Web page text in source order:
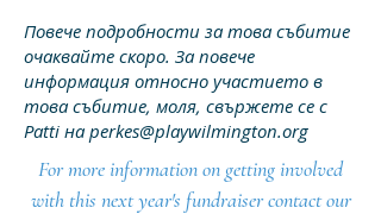
Повече подробности за това събитие
очаквайте скоро. За повече
информация относно участието в
това събитие, моля, свържете се с
Patti наperkes@playwilmington.org
For more information on getting involved
with this next year's fundraiser contact our